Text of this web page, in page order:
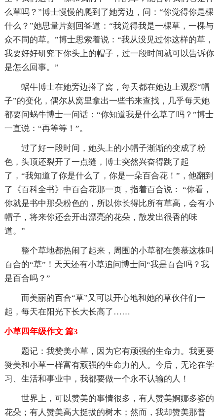
么草吗？”博士慢慢的爬到了她旁边，问：“你觉得你是棵
什么？”她思量片刻回答道：“我觉得我是一棵草，一棵与
众不同的草。”博士思索着说：“我从没见过你这样的草，
我要好好研究下你头上的帽子，过一段时间就可以告诉你
是怎么回事。”
蜗牛博士在她旁边搭了窝，每天都在她边上观察“帽
子”的变化，偶尔从窝里拿出一些书来查找，几乎每天她
都要问蜗牛博士一问话：“你知道我是什么草了吗？”博士
一直说：“再等等！”。
过了好一段时间，她头上的小帽子渐渐的变成了粉
色，头顶还裂开了一点缝，博士突然兴奋得跳了起
了，“我知道了你是什么了，你是一朵百合花！”，他翻到
了《百科全书》中百合花那一页，指着百合说： “你看，
你就是书中那朵粉色的，所以你长得比所有草高，会有小
帽子，将来你还会开出漂亮的花朵，散发出很香的味
道。”
整个草地都热闹了起来，周围的小草都在羡慕这株叫
百合的“草”！天天还有小草追问博士问“我是百合吗？我
是百合吗？”
而美丽的百合“草”又可以开心地和她的草伙伴们一
起，每天在阳光下长大长高了……
小草四年级作文 篇3
题记：我赞美小草，因为它有顽强的生命力。我更要
赞美和小草一样富有顽强的生命力的人。今后，无论在学
习、生活和事业中，我都要做一个永不认输的人！
世界上，可以赞美的事情很多，有人赞美婀娜多姿的
花朵；有人赞美高大挺拔的树木；然而，我却赞美那普